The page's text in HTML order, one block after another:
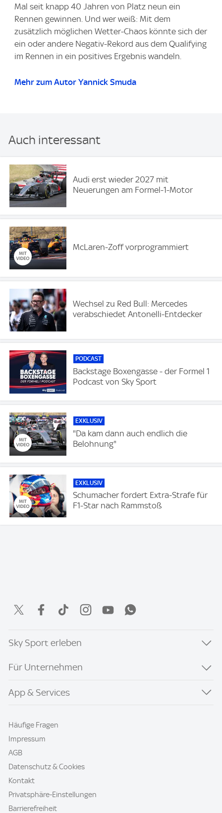
Mal seit knapp 40 Jahren von Platz neun ein
Rennen gewinnen. Und wer weiß: Mit dem
zusätzlich möglichen Wetter-Chaos könnte sich der
ein oder andere Negativ-Rekord aus dem Qualifying
im Rennen in ein positives Ergebnis wandeln.
Mehr zum Autor Yannick Smuda
Auch interessant
Audi erst wieder 2027 mit
Neuerungen am Formel-1-Motor
McLaren-Zoff vorprogrammiert
Wechsel zu Red Bull: Mercedes
verabschiedet Antonelli-Entdecker
PODCAST
Backstage Boxengasse - der Formel 1
Podcast von Sky Sport
EXKLUSIV
"Da kam dann auch endlich die
Belohnung"
EXKLUSIV
Schumacher fordert Extra-Strafe für
F1-Star nach Rammstoß
Sky Sport erleben
Für Unternehmen
App & Services
Häufige Fragen
Impressum
AGB
Datenschutz & Cookies
Kontakt
Privatsphäre-Einstellungen
Barrierefreiheit